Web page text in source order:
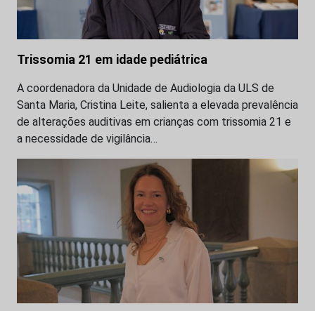
Trissomia 21 em idade pediátrica
A coordenadora da Unidade de Audiologia da ULS de
Santa Maria, Cristina Leite, salienta a elevada prevalência
de alterações auditivas em crianças com trissomia 21 e
a necessidade de vigilância…